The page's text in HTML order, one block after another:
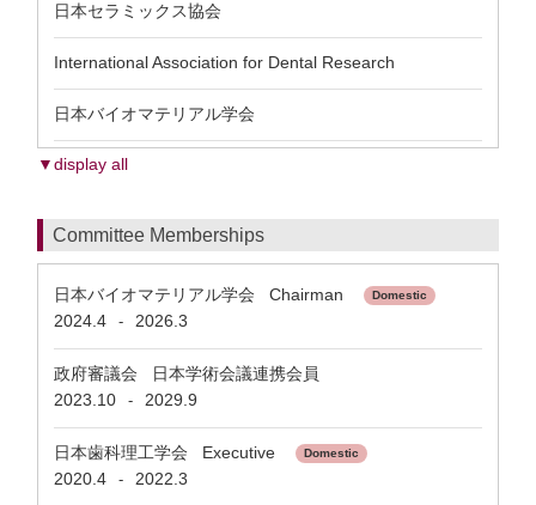
日本セラミックス協会
International Association for Dental Research
日本バイオマテリアル学会
▼display all
Committee Memberships
日本バイオマテリアル学会 Chairman Domestic
2024.4 - 2026.3
政府審議会 日本学術会議連携会員
2023.10
- 2029.9
日本歯科理工学会 Executive Domestic
2020.4 - 2022.3